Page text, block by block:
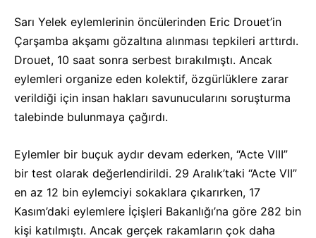
Sarı Yelek eylemlerinin öncülerinden Eric Drouet’in
Çarşamba akşamı gözaltına alınması tepkileri arttırdı.
Drouet, 10 saat sonra serbest bırakılmıştı. Ancak
eylemleri organize eden kolektif, özgürlüklere zarar
verildiği için insan hakları savunucularını soruşturma
talebinde bulunmaya çağırdı.
Eylemler bir buçuk aydır devam ederken, “Acte VIII”
bir test olarak değerlendirildi. 29 Aralık’taki “Acte VII”
en az 12 bin eylemciyi sokaklara çıkarırken, 17
Kasım’daki eylemlere İçişleri Bakanlığı’na göre 282 bin
kişi katılmıştı. Ancak gerçek rakamların çok daha